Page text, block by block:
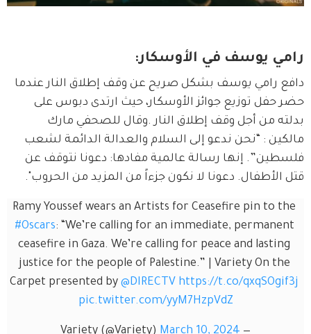
رامي يوسف في الأوسكار:
دافع رامي يوسف بشكل صريح عن وقف إطلاق النار عندما
حضر حفل توزيع جوائز الأوسكار، حيث ارتدى دبوس على
بدلته من أجل وقف إطلاق النار .وقال للصحفي مارك
مالكين : “نحن ندعو إلى السلام والعدالة الدائمة لشعب
فلسطين”. إنها رسالة عالمية مفادها: دعونا نتوقف عن
قتل الأطفال. دعونا لا نكون جزءاً من المزيد من الحروب".
Ramy Youssef wears an Artists for Ceasefire pin to the
#Oscars: “We’re calling for an immediate, permanent
ceasefire in Gaza. We’re calling for peace and lasting
justice for the people of Palestine.” | Variety On the
Carpet presented by @DIRECTV https://t.co/qxqSOgif3j
pic.twitter.com/yyM7HzpVdZ
— Variety (@Variety)
March 10, 2024